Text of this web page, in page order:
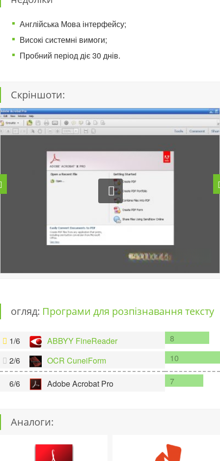
Англійська Мова інтерфейсу;
Високі системні вимоги;
Пробний період діє 30 днів.
Скріншоти:
огляд: Програми для розпізнавання тексту
1/6
ABBYY FineReader
2/6
OCR CuneiForm
6/6 Adobe Acrobat Pro
8
10
7
Аналоги: